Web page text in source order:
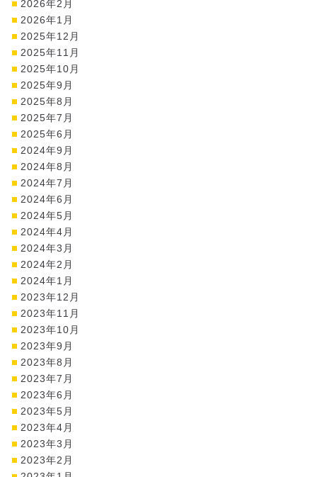
2026年2月
2026年1月
2025年12月
2025年11月
2025年10月
2025年9月
2025年8月
2025年7月
2025年6月
2024年9月
2024年8月
2024年7月
2024年6月
2024年5月
2024年4月
2024年3月
2024年2月
2024年1月
2023年12月
2023年11月
2023年10月
2023年9月
2023年8月
2023年7月
2023年6月
2023年5月
2023年4月
2023年3月
2023年2月